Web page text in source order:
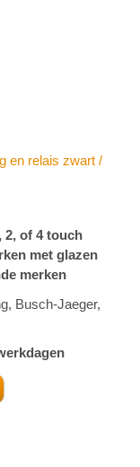
en relais zwart /
2, of 4 touch
met glazen
merken
Busch-Jaeger,